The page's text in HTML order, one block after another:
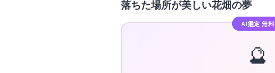
落ちた場所が美しい花畑の夢
AI鑑定 無料
🔮